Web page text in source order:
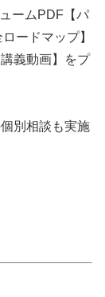
ームPDF【パ
ードマップ】
義動画】をプ
別相談も実施